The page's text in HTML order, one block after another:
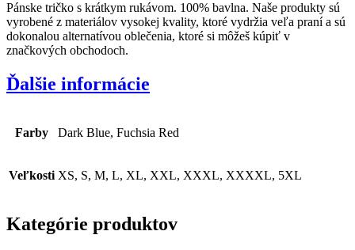
Pánske tričko s krátkym rukávom. 100% bavlna. Naše produkty sú
vyrobené z materiálov vysokej kvality, ktoré vydržia veľa praní a sú
dokonalou alternatívou oblečenia, ktoré si môžeš kúpiť v
značkových obchodoch.
Ďalšie informácie
Farby Dark Blue, Fuchsia Red
Veľkosti XS, S, M, L, XL, XXL, XXXL, XXXXL, 5XL
Kategórie produktov